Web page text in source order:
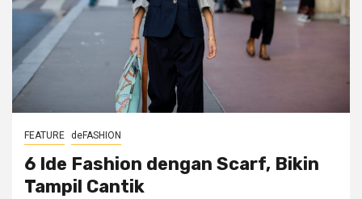
FEATURE deFASHION
6 Ide Fashion dengan Scarf, Bikin
Tampil Cantik